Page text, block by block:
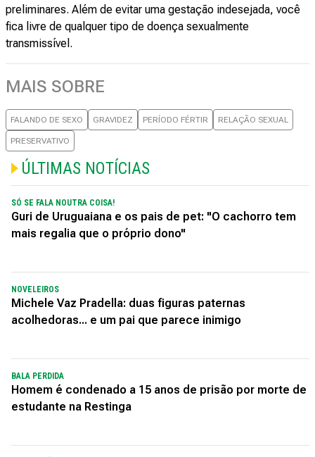
preliminares. Além de evitar uma gestação indesejada, você
fica livre de qualquer tipo de doença sexualmente
transmissível.
MAIS SOBRE
FALANDO DE SEXO GRAVIDEZ PERÍODO FÉRTIR RELAÇÃO SEXUAL
PRESERVATIVO
ÚLTIMAS NOTÍCIAS
SÓ SE FALA NOUTRA COISA!
Guri de Uruguaiana e os pais de pet: "O cachorro tem
mais regalia que o próprio dono"
NOVELEIROS
Michele Vaz Pradella: duas figuras paternas
acolhedoras... e um pai que parece inimigo
BALA PERDIDA
Homem é condenado a 15 anos de prisão por morte de
estudante na Restinga